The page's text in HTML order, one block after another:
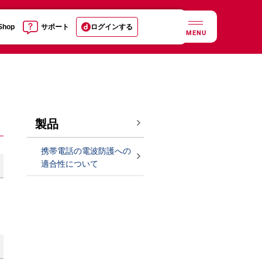
サポート ログインする
MENU
製品
携帯電話の電波防護への
適合性について